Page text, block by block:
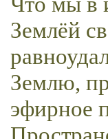
Землёй
Землю,
эфирное